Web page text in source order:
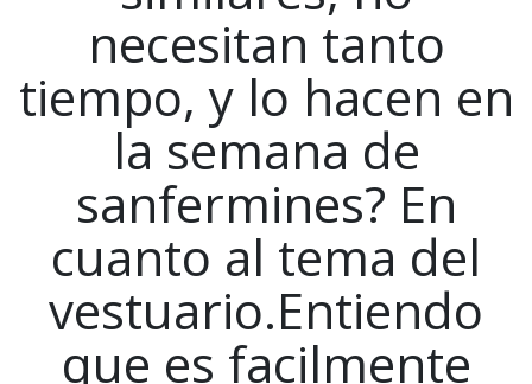
necesitan tanto
tiempo, y lo hacen en
la semana de
sanfermines? En
cuanto al tema del
vestuario.Entiendo
que es facilmente